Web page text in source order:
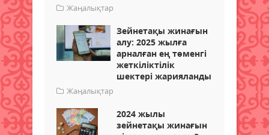
Жаңалықтар
Зейнетақы жинағын
алу: 2025 жылға
арналған ең төменгі
жеткіліктілік
шектері жарияланды
Жаңалықтар
2024 жылы
зейнетақы жинағын